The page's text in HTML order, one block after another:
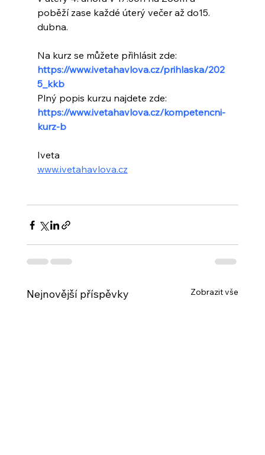
poběží zase každé úterý večer až do15.
dubna.
Na kurz se můžete přihlásit zde:
https://www.ivetahavlova.cz/prihlaska/202
5_kkb
Plný popis kurzu najdete zde:
https://www.ivetahavlova.cz/kompetencni-
kurz-b
Iveta
www.ivetahavlova.cz
Nejnovější příspěvky Zobrazit vše